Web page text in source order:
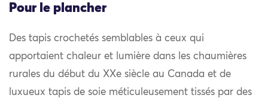
Pour le plancher
Des tapis crochetés semblables à ceux qui
apportaient chaleur et lumière dans les chaumières
rurales du début du XXe siècle au Canada et de
luxueux tapis de soie méticuleusement tissés par des